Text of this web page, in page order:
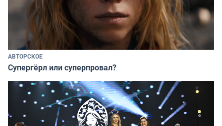
АВТОРСКОЕ
Супергёрл или суперпровал?